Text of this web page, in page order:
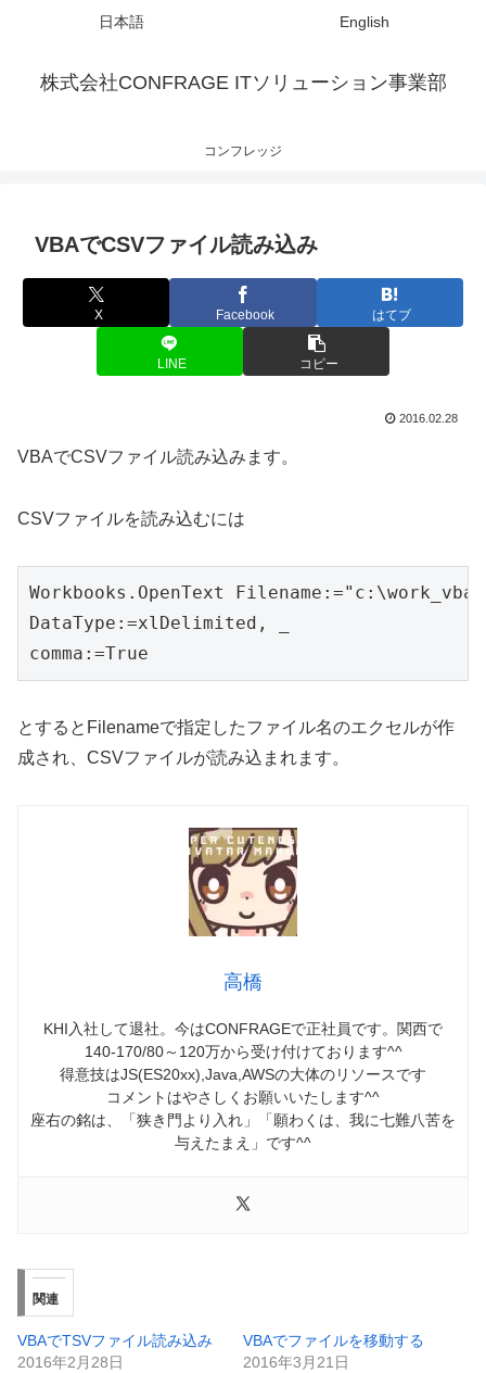
株式会社CONFRAGE ITソリューション事業部
コンフレッジ
日本語 English
VBAでCSVファイル読み込み
X Facebook はてブ
LINE コピー
2016.02.28
VBAでCSVファイル読み込みます。
CSVファイルを読み込むには
Workbooks.OpenText
DataType:=xlDelimited, _
comma:=True
とするとFilenameで指定したファイル名のエクセルが作
成され、CSVファイルが読み込まれます。
高橋
KHI入社して退社。今はCONFRAGEで正社員です。関西で
140-170/80～120万から受け付けております^^
得意技はJS(ES20xx),Java,AWSの大体のリソースです
コメントはやさしくお願いいたします^^
座右の銘は、「狭き門より入れ」「願わくは、我に七難八苦を
与えたまえ」です^^
関連
VBAでTSVファイル読み込み
2016年2月28日
VBAでファイルを移動する
2016年3月21日